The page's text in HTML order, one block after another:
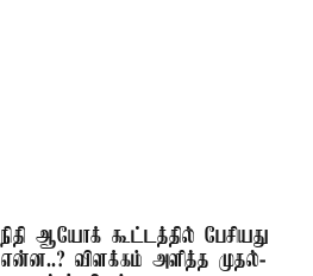
நிதி ஆயோக் கூட்டத்தில் பேசியது
என்ன..? விளக்கம் அளித்த முதல்-